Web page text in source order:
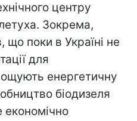
центру
Зокрема,
що поки в Україні не
для
енергетичну
біодизеля
економічно